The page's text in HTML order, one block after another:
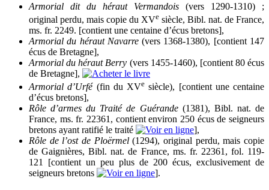
Armorial dit du héraut Vermandois (vers 1290-1310) ;
original perdu, mais copie du XVe siècle, Bibl. nat. de France,
ms. fr. 2249. [contient une centaine d’écus bretons],
Armorial du héraut Navarre(vers 1368-1380), [contient 147
écus de Bretagne],
Armorial du héraut Berry (vers 1455-1460), [contient 80 écus
de Bretagne],
Armorial d’Urfé(fin du XVe siècle), [contient une centaine
d’écus bretons],
Rôle d’armes du Traité de Guérande(1381), Bibl. nat. de
France, ms. fr. 22361, contient environ 250 écus de seigneurs
bretons ayant ratifié le traité
],
Rôle de l’ost de Ploërmel(1294), original perdu, mais copie
de Gaignières, Bibl. nat. de France, ms. fr. 22361, fol. 119-
121 [contient un peu plus de 200 écus, exclusivement de
seigneurs bretons
].